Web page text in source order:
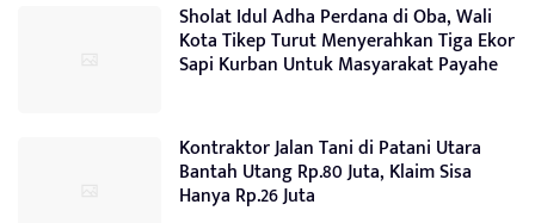
Sholat Idul Adha Perdana di Oba, Wali
Kota Tikep Turut Menyerahkan Tiga Ekor
Sapi Kurban Untuk Masyarakat Payahe
Kontraktor Jalan Tani di Patani Utara
Bantah Utang Rp.80 Juta, Klaim Sisa
Hanya Rp.26 Juta